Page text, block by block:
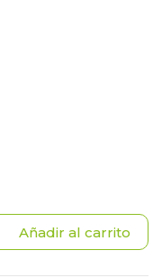
Añadir al carrito